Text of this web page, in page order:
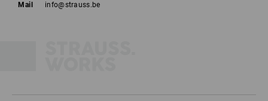
Mail
info@strauss.be